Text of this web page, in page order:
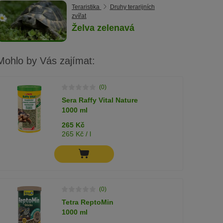
Teraristika
Druhy terarijních
zvířat
Želva zelenavá
by Vás zajímat:
(0)
Sera Raffy Vital Nature
1000 ml
265 Kč
265 Kč / l
(0)
Tetra ReptoMin
1000 ml